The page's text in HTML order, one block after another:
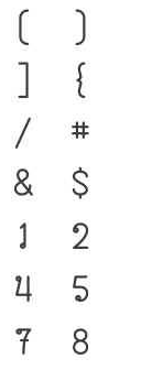
(
)
]
{
/
#
&
$
1
2
4
5
7
8